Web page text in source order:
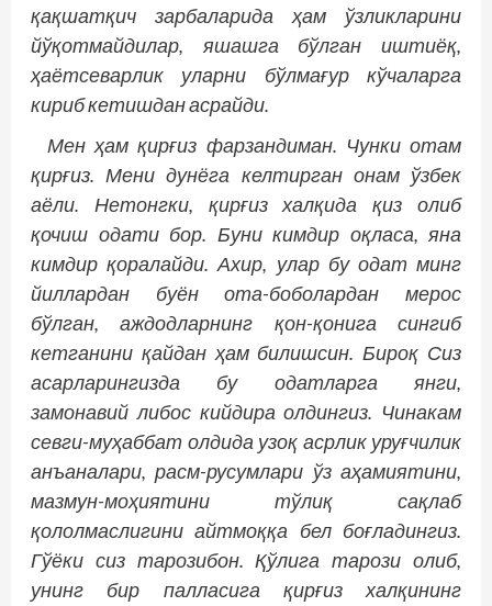
қақшатқич зарбаларида ҳам ўзликларини
йўқотмайдилар, яшашга бўлган иштиёқ,
ҳаётсеварлик уларни бўлмағур кўчаларга
кириб кетишдан асрайди.
Мен ҳам қирғиз фарзандиман. Чунки отам
қирғиз. Мени дунёга келтирган онам ўзбек
аёли. Нетонгки, қирғиз халқида қиз олиб
қочиш одати бор. Буни кимдир оқласа, яна
кимдир қоралайди. Ахир, улар бу одат минг
йиллардан буён ота-боболардан мерос
бўлган, аждодларнинг қон-қонига сингиб
кетганини қайдан ҳам билишсин. Бироқ Сиз
асарларингизда бу одатларга янги,
замонавий либос кийдира олдингиз. Чинакам
севги-муҳаббат олдида узоқ асрлик уруғчилик
анъаналари, расм-русумлари ўз аҳамиятини,
мазмун-моҳиятини тўлиқ сақлаб
қололмаслигини айтмоққа бел боғладингиз.
Гўёки сиз тарозибон. Қўлига тарози олиб,
унинг бир палласига қирғиз халқининг